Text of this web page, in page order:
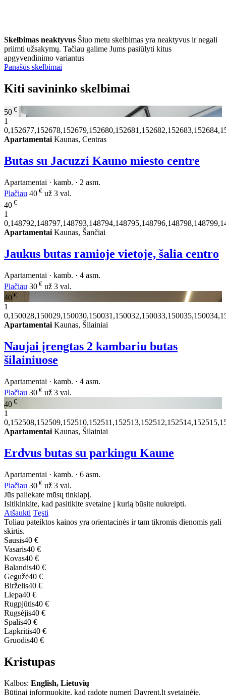
Skelbimas neaktyvus Šiuo metu skelbimas yra neaktyvus ir negali
priimti užsakymų. Tačiau galime Jums pasiūlyti kitus
apgyvendinimo variantus
Panašūs skelbimai
Kiti savininko skelbimai
50 €
1
Apartamentai Kaunas, Centras
Butas su Jacuzzi Kauno miesto centre
Apartamentai · kamb. · 2 asm.
Plačiau 40 € už 3 val.
40 €
1
Apartamentai Kaunas, Šančiai
Jaukus butas ramioje vietoje, šalia centro
Apartamentai · kamb. · 4 asm.
Plačiau 30 € už 3 val.
40 €
1
Apartamentai Kaunas, Šilainiai
Naujai įrengtas 2 kambariu butas
šilainiuose
Apartamentai · kamb. · 4 asm.
Plačiau 30 € už 3 val.
40 €
1
Apartamentai Kaunas, Šilainiai
Erdvus butas su parkingu Kaune
Apartamentai · kamb. · 6 asm.
Plačiau 30 € už 3 val.
Jūs paliekate mūsų tinklapį.
Isitikinkite, kad pasitikite svetaine į kurią būsite nukreipti.
Atšaukti Tęsti
Toliau pateiktos kainos yra orientacinės ir tam tikromis dienomis gali
skirtis.
Sausis40 €
Vasaris40 €
Kovas40 €
Balandis40 €
Gegužė40 €
Birželis40 €
Liepa40 €
Rugpjūtis40 €
Rugsėjis40 €
Spalis40 €
Lapkritis40 €
Gruodis40 €
Kristupas
Kalbos: English, Lietuvių
Būtinai informuokite, kad radote numerį Dayrent.lt svetainėje.